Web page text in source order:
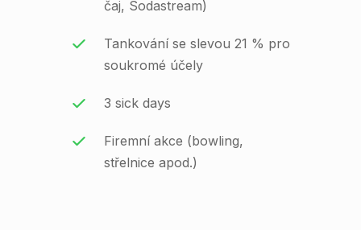
čaj, Sodastream)
Tankování se slevou 21 % pro
soukromé účely
3 sick days
Firemní akce (bowling,
střelnice apod.)